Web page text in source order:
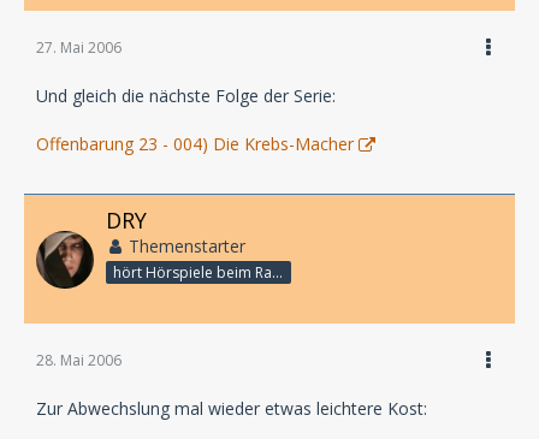
27. Mai 2006
Und gleich die nächste Folge der Serie:
Offenbarung 23 - 004) Die Krebs-Macher
DRY
Themenstarter
hört Hörspiele beim Rasenmähen
28. Mai 2006
Zur Abwechslung mal wieder etwas leichtere Kost: